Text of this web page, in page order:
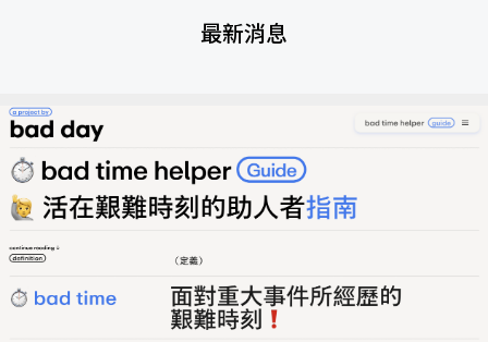
最新消息